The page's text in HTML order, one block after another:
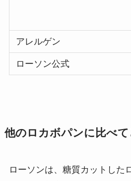
アレルゲン
ローソン公式
他のロカボパンに比べて
ローソンは、糖質カットした